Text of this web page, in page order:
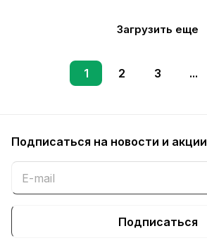
Загрузить еще
1 2 3 ...
Подписаться на новости и акции
Подписаться